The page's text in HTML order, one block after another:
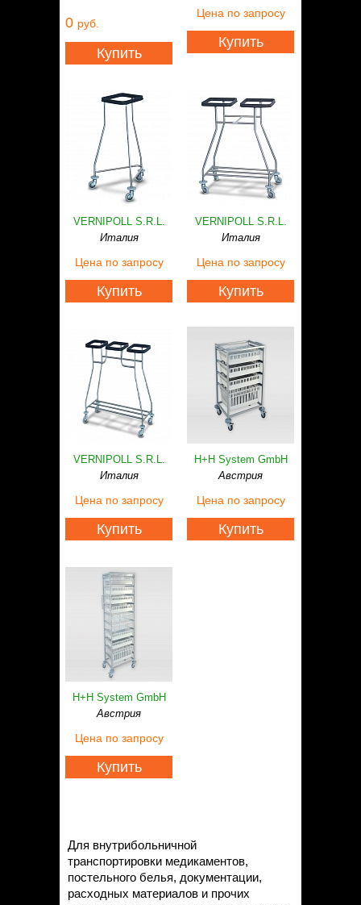
Контакты
0 руб.
Купить
Цена по запросу
Купить
VERNIPOLL S.R.L.
Италия
Цена по запросу
Купить
VERNIPOLL S.R.L.
Италия
Цена по запросу
Купить
VERNIPOLL S.R.L.
Италия
Цена по запросу
Купить
H+H System GmbH
Австрия
Цена по запросу
Купить
H+H System GmbH
Австрия
Цена по запросу
Купить
Для внутрибольничной
транспортировки медикаментов,
постельного белья, документации,
расходных материалов и прочих